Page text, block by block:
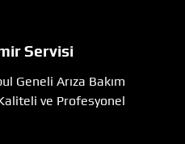
Servisi
Geneli Arıza Bakım
ve Profesyonel